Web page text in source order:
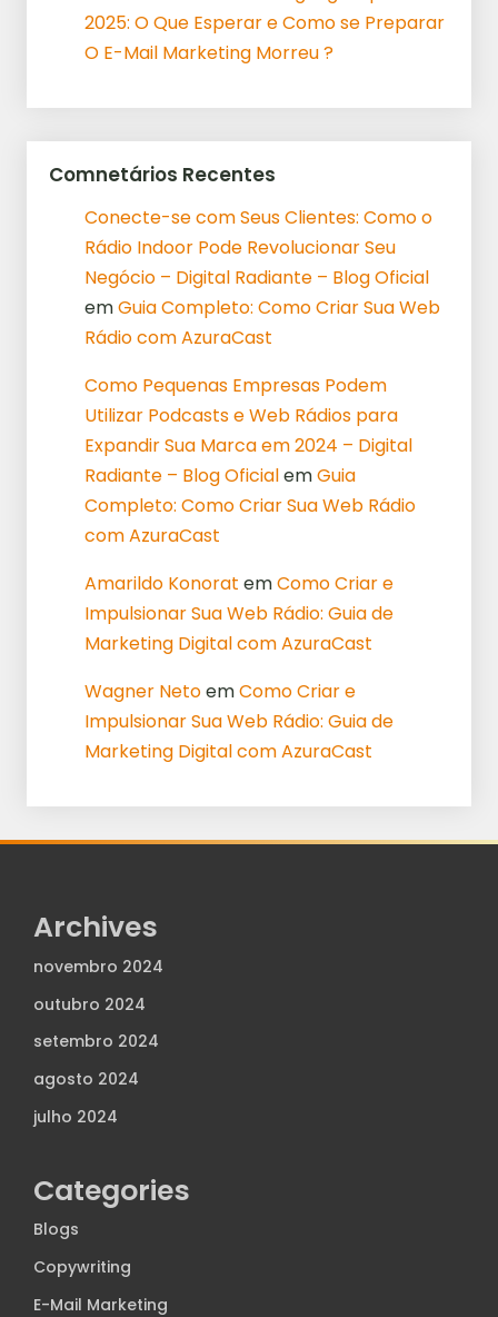
2025: O Que Esperar e Como se Preparar
O E-Mail Marketing Morreu ?
Comnetários Recentes
Conecte-se com Seus Clientes: Como o
Rádio Indoor Pode Revolucionar Seu
Negócio – Digital Radiante – Blog Oficial
emGuia Completo: Como Criar Sua Web
Rádio com AzuraCast
Como Pequenas Empresas Podem
Utilizar Podcasts e Web Rádios para
Expandir Sua Marca em 2024 – Digital
Radiante – Blog OficialemGuia
Completo: Como Criar Sua Web Rádio
com AzuraCast
Amarildo Konorat emComo Criar e
Impulsionar Sua Web Rádio: Guia de
Marketing Digital com AzuraCast
Wagner NetoemComo Criar e
Impulsionar Sua Web Rádio: Guia de
Marketing Digital com AzuraCast
Archives
novembro 2024
outubro 2024
setembro 2024
agosto 2024
julho 2024
Categories
Blogs
Copywriting
E-Mail Marketing